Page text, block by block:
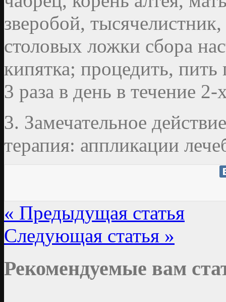
зверобой,
столовых ложки сбора
кипятка; процедить,
3 раза в день в течение 2-
3. Замечательное
терапия: аппликации
« Предыдущая статья
Следующая статья »
Рекомендуемые вам